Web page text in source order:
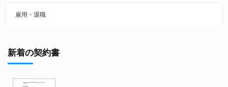
雇用・退職
新着の契約書